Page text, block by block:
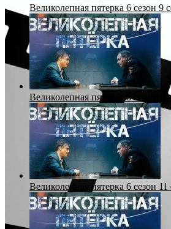
Великолепная пятерка 6 сезон 9
Великолепная пятерка 6 сезон 10
Великолепная пятерка 6 сезон 11